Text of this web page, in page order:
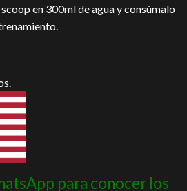
en 300ml de agua y consúmalo
para conocer los